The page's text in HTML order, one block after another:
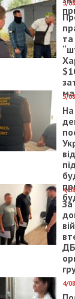
5/
5/
4/
За
4/